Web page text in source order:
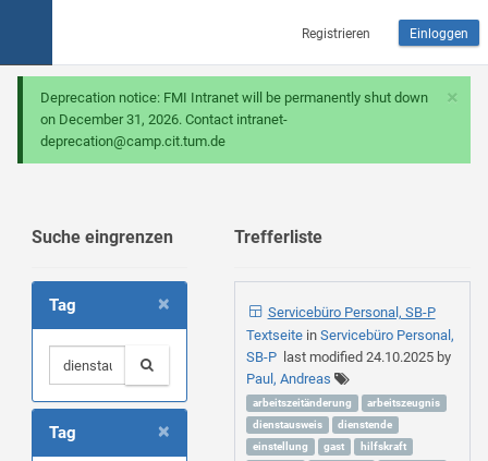
Registrieren Einloggen
×
Deprecation notice: FMI Intranet will be permanently shut down
on December 31, 2026. Contact intranet-
deprecation@camp.cit.tum.de
Suche eingrenzen
×
Tag
×
Tag
Trefferliste
Servicebüro Personal, SB-P
Textseite in Servicebüro Personal,
SB-Plast modified 24.10.2025by
Paul, Andreas
arbeitszeitänderung
arbeitszeugnis
dienstausweis
dienstende
einstellung
gast
hilfskraft